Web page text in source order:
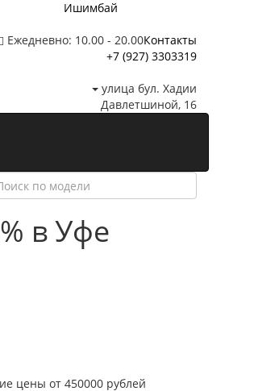
Ишимбай
Ежедневно: 10.00 - 20.00Контакты
+7 (927) 3303319
улица бул. Хадии
Давлетшиной, 16
в Уфе